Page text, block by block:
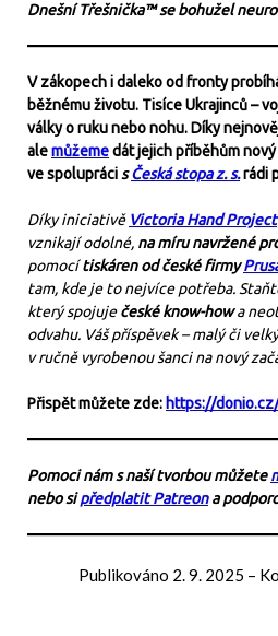
Dnešní Třešnička™ se bohužel
V zákopech i daleko od fronty
běžnému životu. Tisíce Ukrajinců –
války o ruku nebo nohu. Díky
alemůžemedát jejich příběhům
ve spolupráci sČeská stopa z. s.rádi
Díky iniciativě Victoria Hand Project
vznikají odolné, na míru navržené
pomocítiskáren od české firmy
tam, kde je to nejvíce potřeba.
který spojuječeské know-howa
odvahu. Váš příspěvek – malý či
v ručně vyrobenou šanci na nový
Přispět můžete zde: https://
Pomoci nám s naší tvorbou můžete
nebo sipředplatit Patreona
Publikováno 2. 9. 2025 –